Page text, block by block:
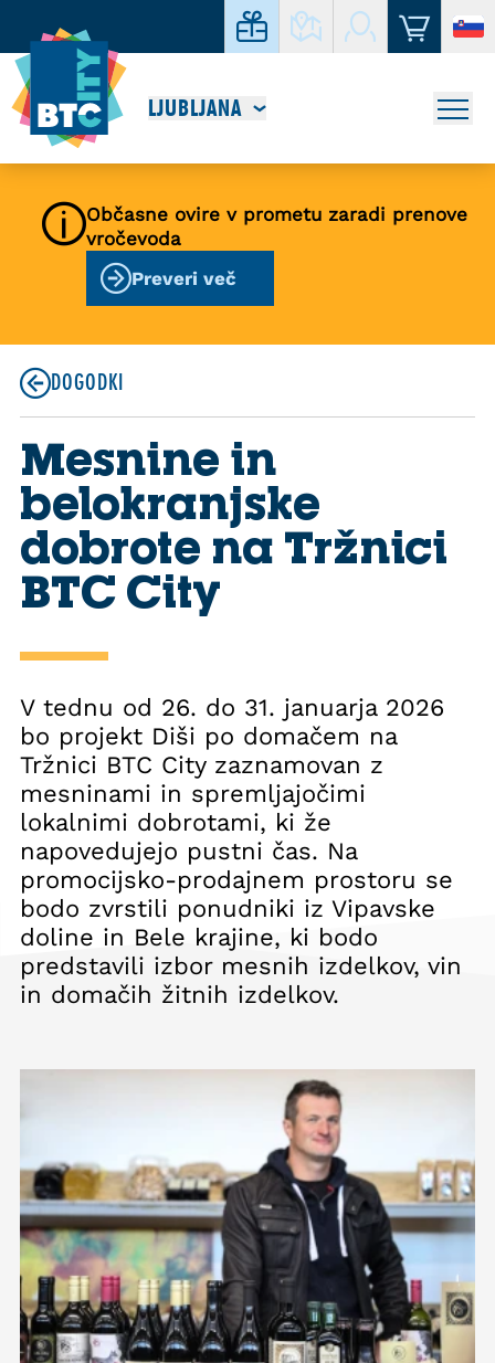
LJUBLJANA
Občasne ovire v prometu zaradi prenove
vročevoda
Preveri več
DOGODKI
Mesnine in
belokranjske
dobrote na Tržnici
BTC City
V tednu od 26. do 31. januarja 2026
bo projekt Diši po domačem na
Tržnici BTC City zaznamovan z
mesninami in spremljajočimi
lokalnimi dobrotami, ki že
napovedujejo pustni čas. Na
promocijsko-prodajnem prostoru se
bodo zvrstili ponudniki iz Vipavske
doline in Bele krajine, ki bodo
predstavili izbor mesnih izdelkov, vin
in domačih žitnih izdelkov.